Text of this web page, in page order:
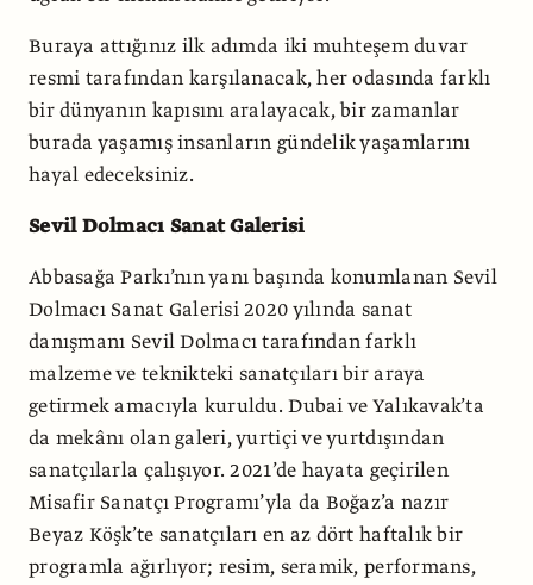
Buraya attığınız ilk adımda iki muhteşem duvar
resmi tarafından karşılanacak, her odasında farklı
bir dünyanın kapısını aralayacak, bir zamanlar
burada yaşamış insanların gündelik yaşamlarını
hayal edeceksiniz.
Sevil Dolmacı Sanat Galerisi
Abbasağa Parkı’nın yanı başında konumlanan Sevil
Dolmacı Sanat Galerisi 2020 yılında sanat
danışmanı Sevil Dolmacı tarafından farklı
malzeme ve teknikteki sanatçıları bir araya
getirmek amacıyla kuruldu. Dubai ve Yalıkavak’ta
da mekânı olan galeri, yurtiçi ve yurtdışından
sanatçılarla çalışıyor. 2021’de hayata geçirilen
Misafir Sanatçı Programı’yla da Boğaz’a nazır
Beyaz Köşk’te sanatçıları en az dört haftalık bir
programla ağırlıyor; resim, seramik, performans,